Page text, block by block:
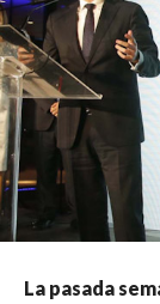
La pasada